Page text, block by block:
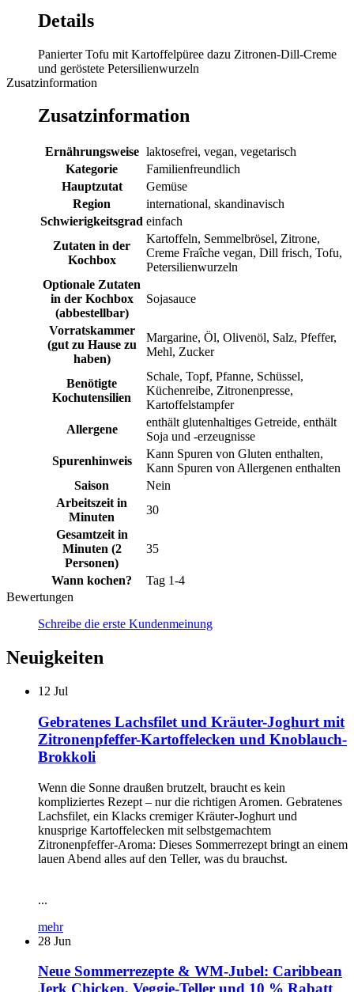
Details
Panierter Tofu mit Kartoffelpüree dazu Zitronen-Dill-Creme
und geröstete Petersilienwurzeln
Zusatzinformation
Zusatzinformation
Ernährungsweise laktosefrei, vegan, vegetarisch
Kategorie
Familienfreundlich
Hauptzutat
Gemüse
Region
international, skandinavisch
Schwierigkeitsgrad einfach
Zutaten in der
Kochbox
Kartoffeln, Semmelbrösel, Zitrone,
Creme Fraîche vegan, Dill frisch, Tofu,
Petersilienwurzeln
Optionale Zutaten
in der Kochbox
(abbestellbar)
Sojasauce
Vorratskammer
(gut zu Hause zu
haben)
Margarine, Öl, Olivenöl, Salz, Pfeffer,
Mehl, Zucker
Benötigte
Kochutensilien
Schale, Topf, Pfanne, Schüssel,
Küchenreibe, Zitronenpresse,
Kartoffelstampfer
Allergene
enthält glutenhaltiges Getreide, enthält
Soja und -erzeugnisse
Spurenhinweis
Kann Spuren von Gluten enthalten,
Kann Spuren von Allergenen enthalten
Saison
Nein
Arbeitszeit in
Minuten
30
Gesamtzeit in
Minuten (2
Personen)
35
Wann kochen?
Tag 1-4
Bewertungen
Schreibe die erste Kundenmeinung
Neuigkeiten
12 Jul
Gebratenes Lachsfilet und Kräuter-Joghurt mit
Zitronenpfeffer-Kartoffelecken und Knoblauch-
Brokkoli
Wenn die Sonne draußen brutzelt, braucht es kein
kompliziertes Rezept – nur die richtigen Aromen. Gebratenes
Lachsfilet, ein Klacks cremiger Kräuter-Joghurt und
knusprige Kartoffelecken mit selbstgemachtem
Zitronenpfeffer-Aroma: Dieses Sommerrezept bringt an einem
lauen Abend alles auf den Teller, was du brauchst.
...
mehr
28 Jun
Neue Sommerrezepte & WM-Jubel: Caribbean
Jerk Chicken, Veggie-Teller und 10 % Rabatt